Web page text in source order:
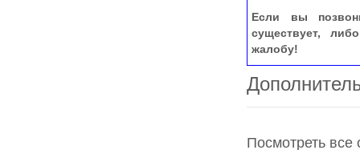
Если вы
существует,
жалобу!
Посмотреть